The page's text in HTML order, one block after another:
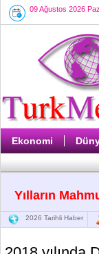
09 Ağustos 2026
Ekonomi
Yılların
2026 Tarihli Haber